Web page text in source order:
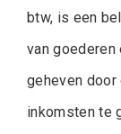
btw, is een
van
geheven
inkomsten te